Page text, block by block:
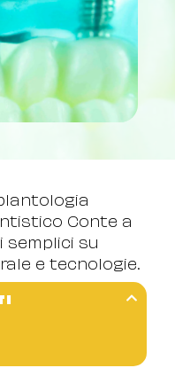
Conte a
semplici su
e tecnologie.